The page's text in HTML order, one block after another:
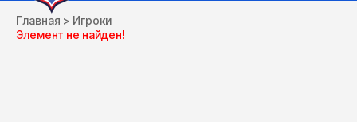
Главная > Игроки
Элемент не найден!